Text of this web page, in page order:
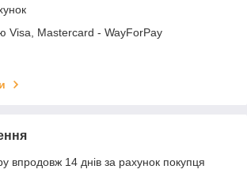
Visa, Mastercard - WayForPay
впродовж 14 днів за рахунок покупця